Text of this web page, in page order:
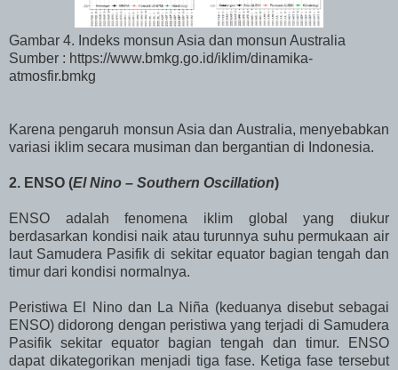
Gambar 4. Indeks monsun Asia dan monsun Australia
Sumber : https://www.bmkg.go.id/iklim/dinamika-
atmosfir.bmkg
Karena pengaruh monsun Asia dan Australia, menyebabkan
variasi iklim secara musiman dan bergantian di Indonesia.
2. ENSO (El Nino – Southern Oscillation)
ENSO adalah fenomena iklim global yang diukur
berdasarkan kondisi naik atau turunnya suhu permukaan air
laut Samudera Pasifik di sekitar equator bagian tengah dan
timur dari kondisi normalnya.
Peristiwa El Nino dan La Niña (keduanya disebut sebagai
ENSO) didorong dengan peristiwa yang terjadi di Samudera
Pasifik sekitar equator bagian tengah dan timur. ENSO
dapat dikategorikan menjadi tiga fase. Ketiga fase tersebut